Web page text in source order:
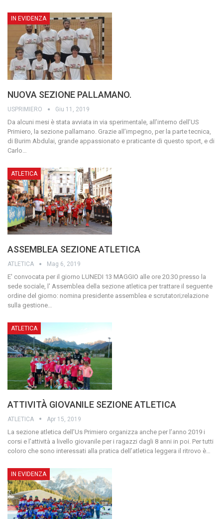
IN EVIDENZA
NUOVA SEZIONE PALLAMANO.
USPRIMIERO Giu 11, 2019
Da alcuni mesi è stata avviata in via sperimentale, all’interno dell’US
Primiero, la sezione pallamano. Grazie all’impegno, per la parte tecnica,
di Burim Abdulai, grande appassionato e praticante di questo sport, e di
Carlo
ATLETICA
ASSEMBLEA SEZIONE ATLETICA
ATLETICA Mag 6, 2019
E' convocata per il giorno LUNEDI 13 MAGGIO alle ore 20.30 presso la
sede sociale, l' Assemblea della sezione atletica per trattare il seguente
ordine del giorno: nomina presidente assemblea e scrutatori;relazione
sulla gestione…
ATLETICA
ATTIVITÀ GIOVANILE SEZIONE ATLETICA
ATLETICA Apr 15, 2019
La sezione atletica dell’Us Primiero organizza anche per l’anno 2019 i
corsi e l’attività a livello giovanile per i ragazzi dagli 8 anni in poi. Per tutti
coloro che sono interessati alla pratica dell’atletica leggera il ritrovo è
IN EVIDENZA